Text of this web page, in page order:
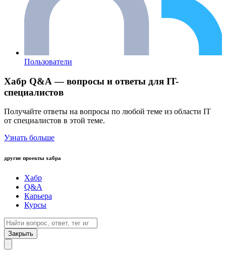
Пользователи
Хабр Q&A — вопросы и ответы для IT-
специалистов
Получайте ответы на вопросы по любой теме из области IT
от специалистов в этой теме.
Узнать больше
другие проекты хабра
Хабр
Q&A
Карьера
Курсы
Закрыть